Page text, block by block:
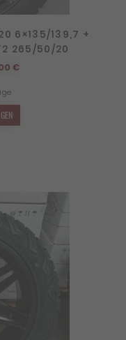
6×135/139,7 +
265/50/20
€
€Aktueller